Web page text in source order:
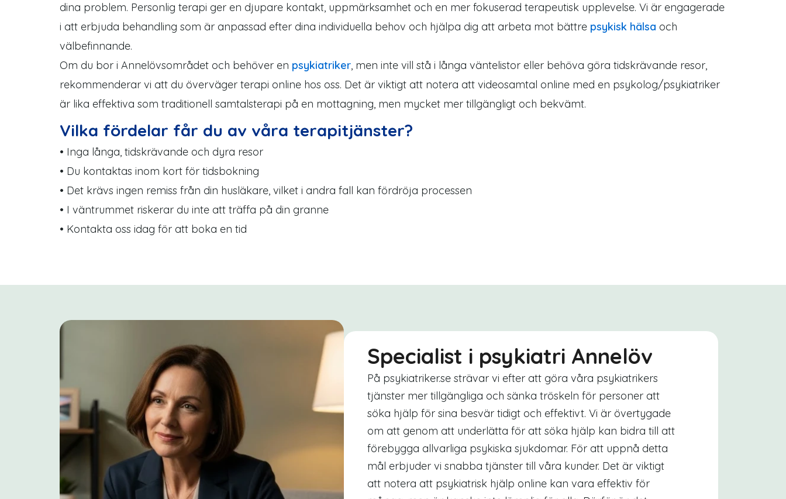
dina problem. Personlig terapi ger en djupare kontakt, uppmärksamhet och en mer fokuserad terapeutisk upplevelse. Vi är engagerade
i att erbjuda behandling som är anpassad efter dina individuella behov och hjälpa dig att arbeta mot bättre psykisk hälsa och
välbefinnande.
Om du bor i Annelövsområdet och behöver en psykiatriker, men inte vill stå i långa väntelistor eller behöva göra tidskrävande resor,
rekommenderar vi att du överväger terapi online hos oss. Det är viktigt att notera att videosamtal online med en psykolog/psykiatriker
är lika effektiva som traditionell samtalsterapi på en mottagning, men mycket mer tillgängligt och bekvämt.
Vilka fördelar får du av våra terapitjänster?
• Inga långa, tidskrävande och dyra resor
• Du kontaktas inom kort för tidsbokning
• Det krävs ingen remiss från din husläkare, vilket i andra fall kan fördröja processen
• I väntrummet riskerar du inte att träffa på din granne
• Kontakta oss idag för att boka en tid
Specialist i psykiatri Annelöv
På psykiatriker.se strävar vi efter att göra våra psykiatrikers
tjänster mer tillgängliga och sänka tröskeln för personer att
söka hjälp för sina besvär tidigt och effektivt. Vi är övertygade
om att genom att underlätta för att söka hjälp kan bidra till att
förebygga allvarliga psykiska sjukdomar. För att uppnå detta
mål erbjuder vi snabba tjänster till våra kunder. Det är viktigt
att notera att psykiatrisk hjälp online kan vara effektiv för